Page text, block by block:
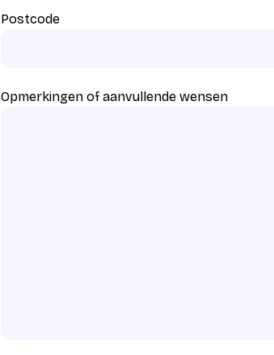
Postcode
Opmerkingen of aanvullende wensen